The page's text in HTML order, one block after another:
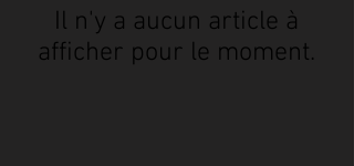
Il n'y a aucun article à
afficher pour le moment.